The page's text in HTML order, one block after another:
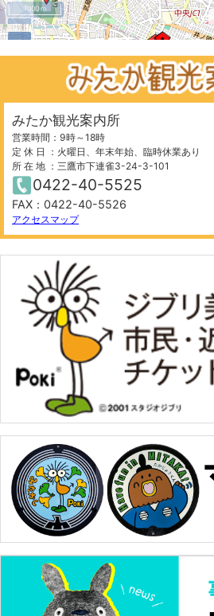
−
1000 m
+
−
1000 m
みたか観光案内所
営業時間：9時～18時
定 休 日 ：火曜日、年末年始、臨時休業あり
所 在 地 ：三鷹市下連雀3-24-3-101
0422-40-5525
FAX：0422-40-5526
アクセスマップ